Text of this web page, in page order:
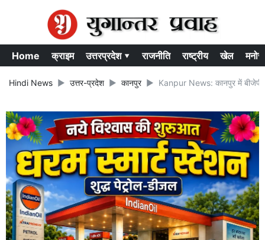
Home क्राइम उत्तरप्रदेश ▾ राजनीति राष्ट्रीय खेल
Hindi News उत्तर-प्रदेश कानपुर Kanpur News: कानपुर में बीजेपी